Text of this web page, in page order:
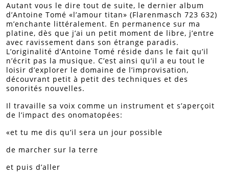
Autant vous le dire tout de suite, le dernier album
d’Antoine Tomé «l’amour titan» (Flarenmasch 723 632)
m’enchante littéralement. En permanence sur ma
platine, dès que j’ai un petit moment de libre, j’entre
avec ravissement dans son étrange paradis.
L’originalité d’Antoine Tomé réside dans le fait qu’il
n’écrit pas la musique. C’est ainsi qu’il a eu tout le
loisir d’explorer le domaine de l’improvisation,
découvrant petit à petit des techniques et des
sonorités nouvelles.
Il travaille sa voix comme un instrument et s’aperçoit
de l’impact des onomatopées:
«et tu me dis qu’il sera un jour possible
de marcher sur la terre
et puis d’aller